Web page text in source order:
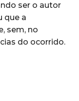
ser o autor
que a
sem, no
do ocorrido.